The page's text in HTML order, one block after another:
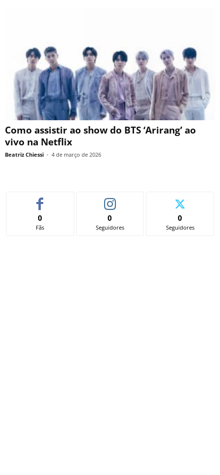
Como assistir ao show do BTS ‘Arirang’ ao
vivo na Netflix
Beatriz Chiessi - 4 de março de 2026
0
Fãs
0
Seguidores
0
Seguidores